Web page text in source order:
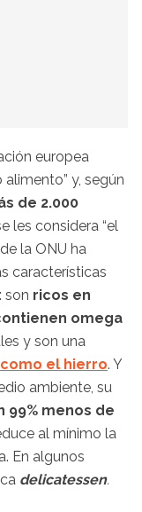
europea
y, según
de 2.000
les considera “el
la ONU ha
características
son ricos en
omega
y son una
el hierro. Y
ambiente, su
99% menos de
al mínimo la
En algunos
delicatessen.